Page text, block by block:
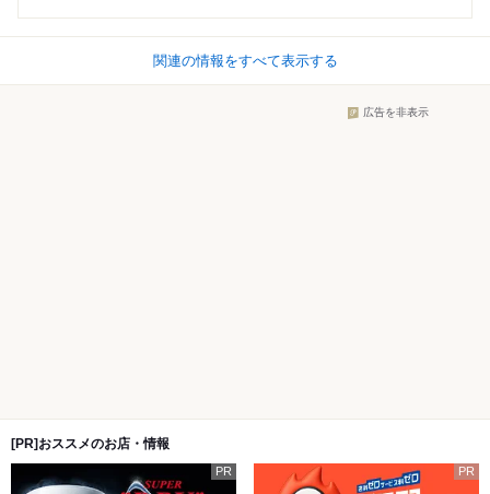
関連の情報をすべて表示する
広告を非表示
[PR]おススメのお店・情報
PR PR